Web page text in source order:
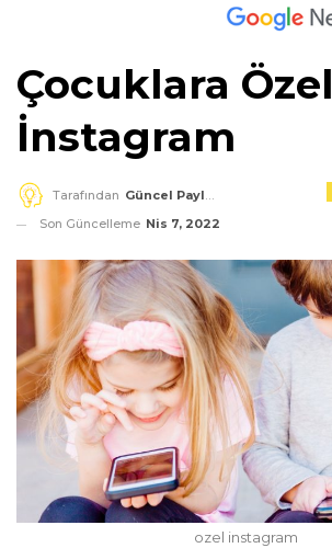
Çocuklara Özel
İnstagram
Tarafından Güncel Paylaşım
Son Güncelleme Nis 7, 2022
ozel instagram